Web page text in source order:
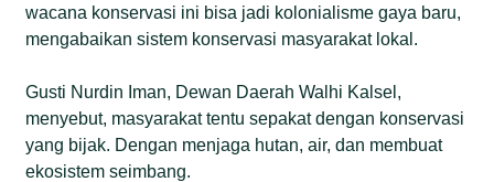
wacana konservasi ini bisa jadi kolonialisme gaya baru,
mengabaikan sistem konservasi masyarakat lokal.
Gusti Nurdin Iman, Dewan Daerah Walhi Kalsel,
menyebut, masyarakat tentu sepakat dengan konservasi
yang bijak. Dengan menjaga hutan, air, dan membuat
ekosistem seimbang.